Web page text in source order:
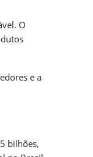
O
e a
bilhões,